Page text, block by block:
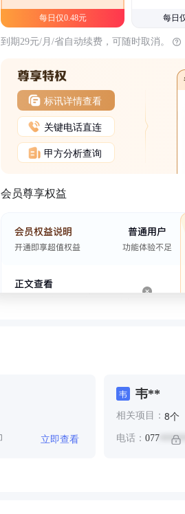
每日仅0.48元 每日
到期29元/月/省自动续费，可随时取消。
标讯详情查看
关键电话直连
甲方分析查询
会员尊享权益
立即查看
韦 韦**
相关项目： 8个
电话： 077